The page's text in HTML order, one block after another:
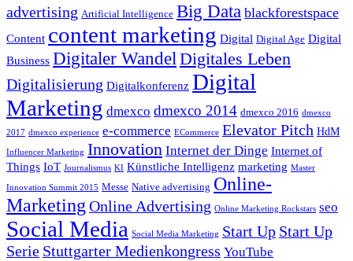
advertising Artificial Intelligence Big Data blackforestspace
Content content marketing Digital Digital Age Digital
Business Digitaler WandelDigitales Leben
Digitalisierung Digitalkonferenz Digital
Marketing dmexco dmexco 2014 dmexco 2016 dmexco
2017 dmexco experience e-commerce ECommerce Elevator Pitch HdM
Influencer Marketing Innovation Internet der Dinge Internet of
Things IoT Journalismus KI Künstliche Intelligenz marketing Master
Innovation Summit 2015 Messe Native advertising Online-
MarketingOnline Advertising Online Marketing Rockstars seo
Social Media Social Media Marketing Start Up Start Up
Serie Stuttgarter Medienkongress YouTube